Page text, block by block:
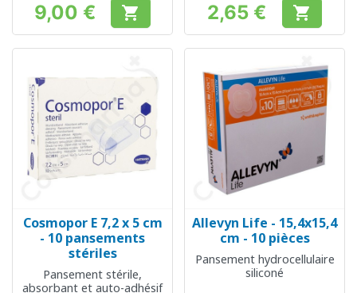
Prix
9,00 €  Prix
2,65 € 
Cosmopor E 7,2 x 5 cm
- 10 pansements
stériles
Pansement stérile,
absorbant et auto-adhésif
Allevyn Life - 15,4x15,4
cm - 10 pièces
Pansement hydrocellulaire
siliconé